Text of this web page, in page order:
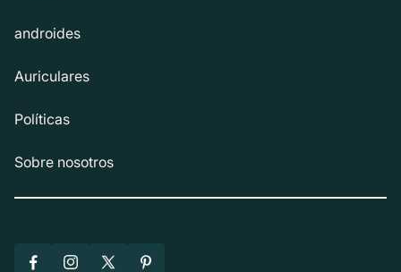
androides
Auriculares
Políticas
Sobre nosotros